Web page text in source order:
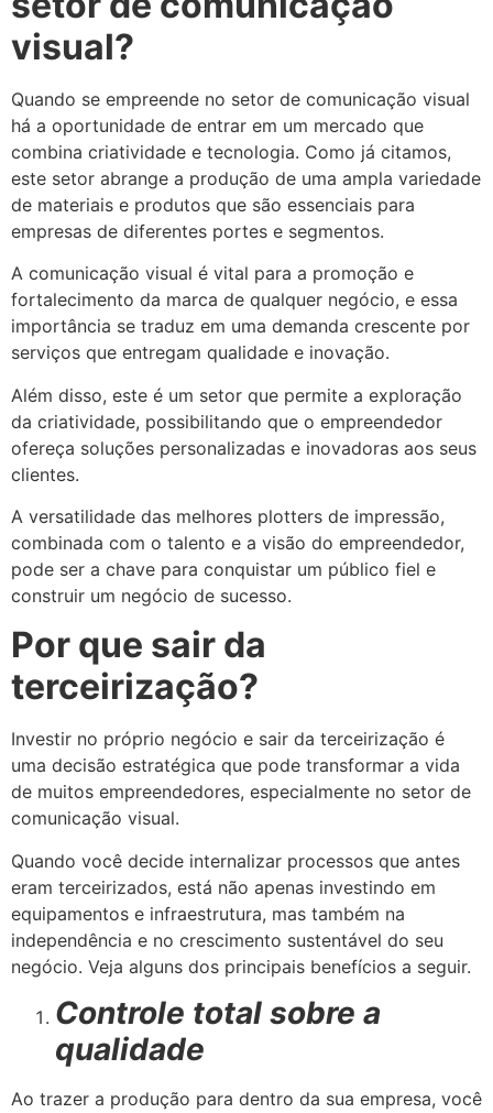
visual?
Quando se empreende no setor de comunicação visual
há a oportunidade de entrar em um mercado que
combina criatividade e tecnologia. Como já citamos,
este setor abrange a produção de uma ampla variedade
de materiais e produtos que são essenciais para
empresas de diferentes portes e segmentos.
A comunicação visual é vital para a promoção e
fortalecimento da marca de qualquer negócio, e essa
importância se traduz em uma demanda crescente por
serviços que entregam qualidade e inovação.
Além disso, este é um setor que permite a exploração
da criatividade, possibilitando que o empreendedor
ofereça soluções personalizadas e inovadoras aos seus
clientes.
A versatilidade das melhores plotters de impressão,
combinada com o talento e a visão do empreendedor,
pode ser a chave para conquistar um público fiel e
construir um negócio de sucesso.
Por que sair da
terceirização?
Investir no próprio negócio e sair da terceirização é
uma decisão estratégica que pode transformar a vida
de muitos empreendedores, especialmente no setor de
comunicação visual.
Quando você decide internalizar processos que antes
eram terceirizados, está não apenas investindo em
equipamentos e infraestrutura, mas também na
independência e no crescimento sustentável do seu
negócio. Veja alguns dos principais benefícios a seguir.
Controle total sobre a
qualidade
Ao trazer a produção para dentro da sua empresa, você